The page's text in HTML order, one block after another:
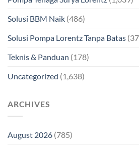
Solusi BBM Naik (486)
Solusi Pompa Lorentz Tanpa Batas
Teknis & Panduan (178)
Uncategorized (1,638)
ARCHIVES
August 2026 (785)